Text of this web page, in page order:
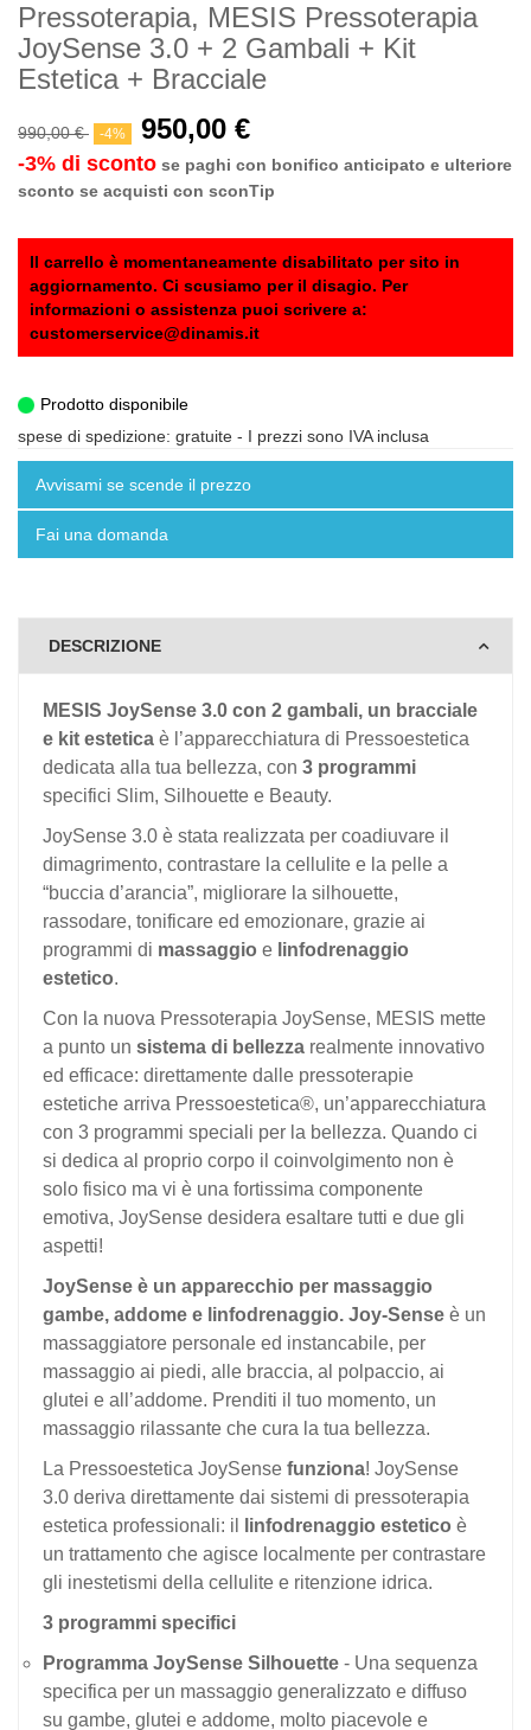
Pressoterapia, MESIS Pressoterapia
JoySense 3.0 + 2 Gambali + Kit
Estetica + Bracciale
990,00 € -4% 950,00 €
-3% di sconto se paghi con bonifico anticipato e ulteriore
sconto se acquisti con sconTip
Il carrello è momentaneamente disabilitato per sito in
aggiornamento. Ci scusiamo per il disagio. Per
informazioni o assistenza puoi scrivere a:
customerservice@dinamis.it
Prodotto disponibile
spese di spedizione: gratuite - I prezzi sono IVA inclusa
Avvisami se scende il prezzo
Fai una domanda
DESCRIZIONE
MESIS JoySense 3.0 con 2 gambali, un bracciale
e kit estetica è l’apparecchiatura di Pressoestetica
dedicata alla tua bellezza, con 3 programmi
specifici Slim, Silhouette e Beauty.
JoySense 3.0 è stata realizzata per coadiuvare il
dimagrimento, contrastare la cellulite e la pelle a
“buccia d’arancia”, migliorare la silhouette,
rassodare, tonificare ed emozionare, grazie ai
programmi di massaggio e linfodrenaggio
estetico.
Con la nuova Pressoterapia JoySense, MESIS mette
a punto un sistema di bellezza realmente innovativo
ed efficace: direttamente dalle pressoterapie
estetiche arriva Pressoestetica®, un’apparecchiatura
con 3 programmi speciali per la bellezza. Quando ci
si dedica al proprio corpo il coinvolgimento non è
solo fisico ma vi è una fortissima componente
emotiva, JoySense desidera esaltare tutti e due gli
aspetti!
JoySense è un apparecchio per massaggio
gambe, addome e linfodrenaggio. Joy-Sense è un
massaggiatore personale ed instancabile, per
massaggio ai piedi, alle braccia, al polpaccio, ai
glutei e all’addome. Prenditi il tuo momento, un
massaggio rilassante che cura la tua bellezza.
La Pressoestetica JoySense funziona! JoySense
3.0 deriva direttamente dai sistemi di pressoterapia
estetica professionali: il
linfodrenaggio estetico è
un trattamento che agisce localmente per contrastare
gli inestetismi della cellulite e ritenzione idrica.
3 programmi specifici
Programma JoySense Silhouette - Una sequenza
specifica per un massaggio generalizzato e diffuso
su gambe, glutei e addome, molto piacevole e